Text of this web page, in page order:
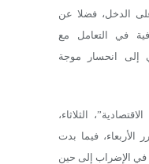
الدخل، فضلا عن
في التعامل مع
إلى انحسار موجة
الثلاثاء،
فيما بدت
في الإضراب إلى حين